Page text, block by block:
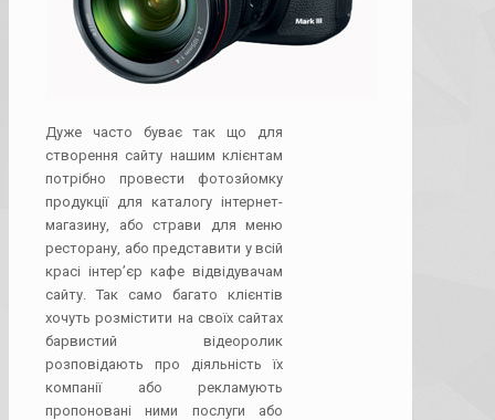
Дуже часто буває так що для
створення сайту нашим клієнтам
потрібно провести фотозйомку
продукції для каталогу інтернет-
магазину, або страви для меню
ресторану, або представити у всій
красі інтер’єр кафе відвідувачам
сайту. Так само багато клієнтів
хочуть розмістити на своїх сайтах
барвистий відеоролик
розповідають про діяльність їх
компанії або рекламують
пропоновані ними послуги або